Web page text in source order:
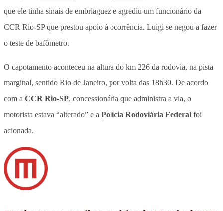
que ele tinha sinais de embriaguez e agrediu um funcionário da
CCR Rio-SP que prestou apoio à ocorrência. Luigi se negou a fazer
o teste de bafômetro.
O capotamento aconteceu na altura do km 226 da rodovia, na pista
marginal, sentido Rio de Janeiro, por volta das 18h30. De acordo
com a CCR Rio-SP, concessionária que administra a via, o
motorista estava “alterado” e a Polícia Rodoviária Federal foi
acionada.